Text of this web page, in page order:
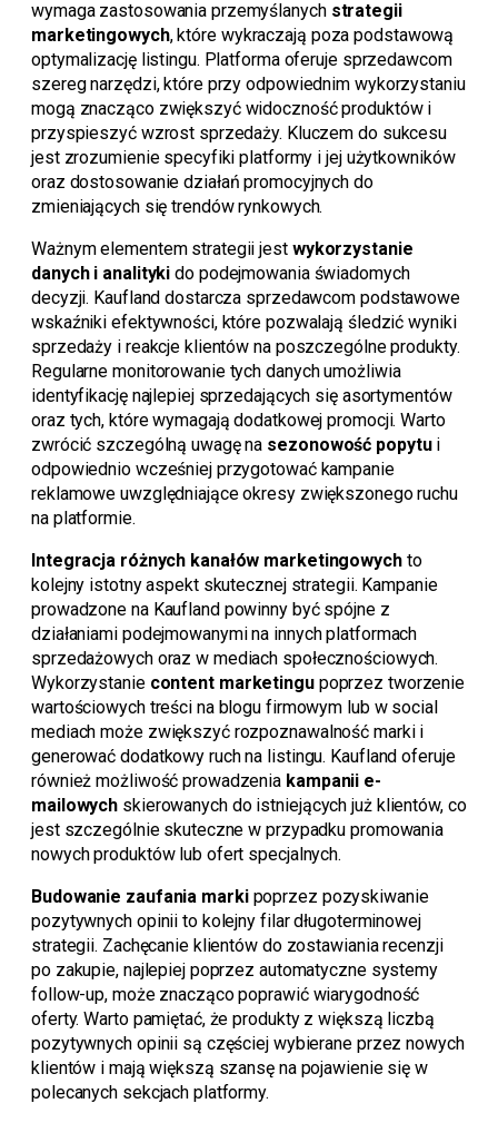
wymaga zastosowania przemyślanych strategii
marketingowych, które wykraczają poza podstawową
optymalizację listingu. Platforma oferuje sprzedawcom
szereg narzędzi, które przy odpowiednim wykorzystaniu
mogą znacząco zwiększyć widoczność produktów i
przyspieszyć wzrost sprzedaży. Kluczem do sukcesu
jest zrozumienie specyfiki platformy i jej użytkowników
oraz dostosowanie działań promocyjnych do
zmieniających się trendów rynkowych.
Ważnym elementem strategii jest wykorzystanie
danych i analityki do podejmowania świadomych
decyzji. Kaufland dostarcza sprzedawcom podstawowe
wskaźniki efektywności, które pozwalają śledzić wyniki
sprzedaży i reakcje klientów na poszczególne produkty.
Regularne monitorowanie tych danych umożliwia
identyfikację najlepiej sprzedających się asortymentów
oraz tych, które wymagają dodatkowej promocji. Warto
zwrócić szczególną uwagę na sezonowość popytui
odpowiednio wcześniej przygotować kampanie
reklamowe uwzględniające okresy zwiększonego ruchu
na platformie.
Integracja różnych kanałów marketingowychto
kolejny istotny aspekt skutecznej strategii. Kampanie
prowadzone na Kaufland powinny być spójne z
działaniami podejmowanymi na innych platformach
sprzedażowych oraz w mediach społecznościowych.
Wykorzystanie content marketingupoprzez tworzenie
wartościowych treści na blogu firmowym lub w social
mediach może zwiększyć rozpoznawalność marki i
generować dodatkowy ruch na listingu. Kaufland oferuje
również możliwość prowadzenia kampanii e-
mailowych skierowanych do istniejących już klientów, co
jest szczególnie skuteczne w przypadku promowania
nowych produktów lub ofert specjalnych.
Budowanie zaufania markipoprzez pozyskiwanie
pozytywnych opinii to kolejny filar długoterminowej
strategii. Zachęcanie klientów do zostawiania recenzji
po zakupie, najlepiej poprzez automatyczne systemy
follow-up, może znacząco poprawić wiarygodność
oferty. Warto pamiętać, że produkty z większą liczbą
pozytywnych opinii są częściej wybierane przez nowych
klientów i mają większą szansę na pojawienie się w
polecanych sekcjach platformy.